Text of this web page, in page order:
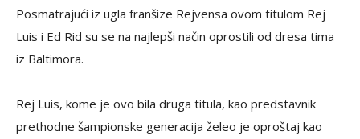
Posmatrajući iz ugla franšize Rejvensa ovom titulom Rej
Luis i Ed Rid su se na najlepši način oprostili od dresa tima
iz Baltimora.
Rej Luis, kome je ovo bila druga titula, kao predstavnik
prethodne šampionske generacija želeo je oproštaj kao